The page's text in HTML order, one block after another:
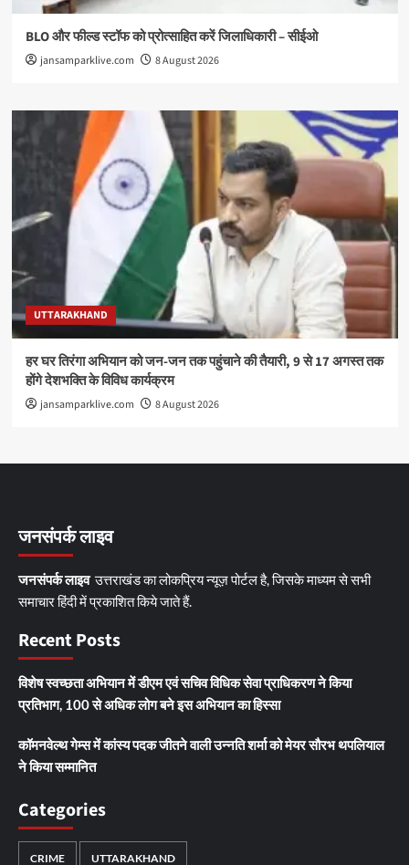
BLO और फील्ड स्टॉफ को प्रोत्साहित करें जिलाधिकारी – सीईओ
jansamparklive.com 8 August 2026
UTTARAKHAND
हर घर तिरंगा अभियान को जन-जन तक पहुंचाने की तैयारी, 9 से 17 अगस्त तक
होंगे देशभक्ति के विविध कार्यक्रम
jansamparklive.com 8 August 2026
जनसंपर्क लाइव
जनसंपर्क लाइवउत्तराखंड का लोकप्रिय न्यूज़ पोर्टल है, जिसके माध्यम से सभी
समाचार हिंदी में प्रकाशित किये जाते हैं.
Recent Posts
विशेष स्वच्छता अभियान में डीएम एवं सचिव विधिक सेवा प्राधिकरण ने किया
प्रतिभाग, 100 से अधिक लोग बने इस अभियान का हिस्सा
कॉमनवेल्थ गेम्स में कांस्य पदक जीतने वाली उन्नति शर्मा को मेयर सौरभ थपलियाल
ने किया सम्मानित
Categories
CRIME UTTARAKHAND